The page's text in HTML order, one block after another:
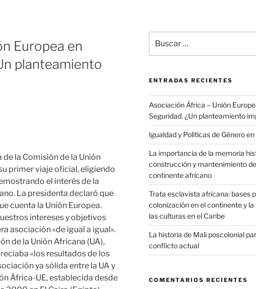
Europea en
planteamiento
la Comisión de la Unión
primer viaje oficial, eligiendo
el interés de la
La presidenta declaró que
cuenta la Unión Europea.
intereses y objetivos
asociación «de igual a igual».
de la Unión Africana (UA),
«los resultados de los
ya sólida entre la UA y
África-UE, establecida desde
por:
ENTRADAS RECIENTES
Asociación África – Unión
Seguridad. ¿Un planteamiento
Igualdad y Políticas de Género
La importancia de la memoria
construcción y mantenimiento
continente africano
Trata esclavista africana: bases
colonización en el continente y
las culturas en el Caribe
La historia de Mali poscolonial
conflicto actual
COMENTARIOS RECIENTES